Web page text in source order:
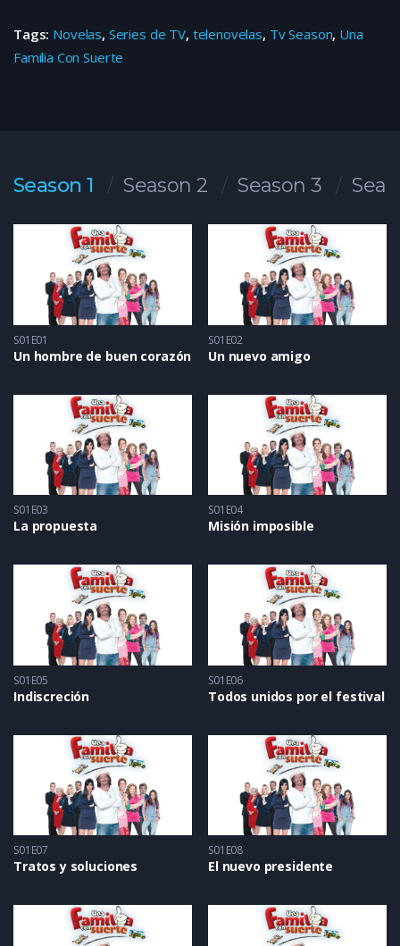
Tags: Novelas, Series de TV, telenovelas, Tv Season, Una
Familia Con Suerte
Season 1 Season 2 Season 3
S01E01
Un hombre de buen corazón
S01E02
Un nuevo amigo
S01E03
La propuesta
S01E04
Misión imposible
S01E05
Indiscreción
S01E06
Todos unidos por el festival
S01E07
Tratos y soluciones
S01E08
El nuevo presidente